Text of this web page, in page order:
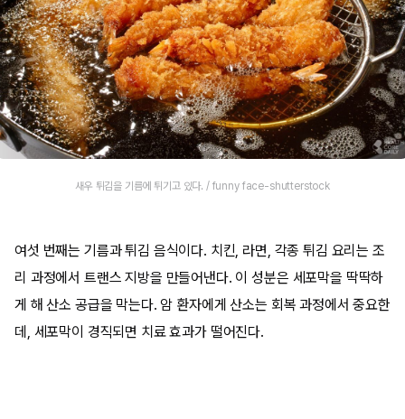
새우 튀김을 기름에 튀기고 있다. / funny face-shutterstock
여섯 번째는 기름과 튀김 음식이다. 치킨, 라면, 각종 튀김 요리는 조
리 과정에서 트랜스 지방을 만들어낸다. 이 성분은 세포막을 딱딱하
게 해 산소 공급을 막는다. 암 환자에게 산소는 회복 과정에서 중요한
데, 세포막이 경직되면 치료 효과가 떨어진다.